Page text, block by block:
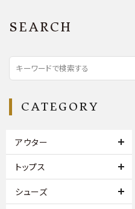
SEARCH
CATEGORY
アウター
トップス
シューズ